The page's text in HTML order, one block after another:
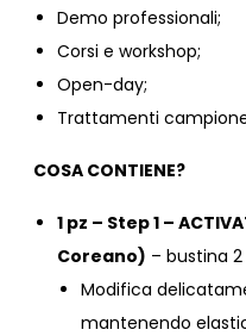
Demo professionali;
Corsi e workshop;
Open-day;
Trattamenti
COSA CONTIENE?
1 pz – Step 1 –
Coreano) – bustina 2
Modifica
mantenendo